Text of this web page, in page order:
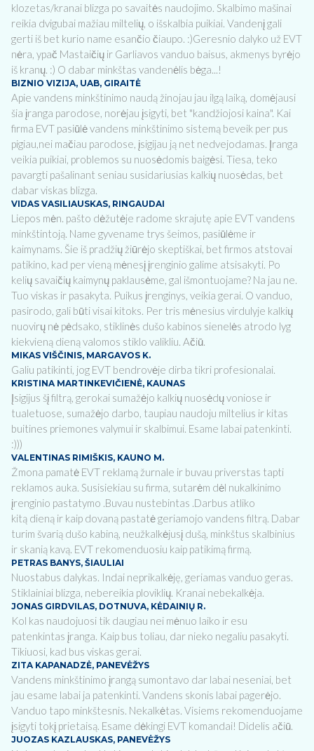
klozetas/kranai blizga po savaitės naudojimo. Skalbimo mašinai
reikia dvigubai mažiau miltelių, o išskalbia puikiai. Vandenį gali
gerti iš bet kurio name esančio čiaupo. :)Geresnio dalyko už EVT
nėra, ypač Mastaičių ir Garliavos vanduo baisus, akmenys byrėjo
iš kranų. :) O dabar minkštas vandenėlis bėga...!
BIZNIO VIZIJA, UAB, GIRAITĖ
Apie vandens minkštinimo naudą žinojau jau ilgą laiką, domėjausi
šia įranga parodose, norėjau įsigyti, bet "kandžiojosi kaina". Kai
firma EVT pasiūlė vandens minkštinimo sistemą beveik per pus
pigiau,nei mačiau parodose, įsigijau ją net nedvejodamas. Įranga
veikia puikiai, problemos su nuosėdomis baigėsi. Tiesa, teko
pavargti pašalinant seniau susidariusias kalkių nuosėdas, bet
dabar viskas blizga.
VIDAS VASILIAUSKAS, RINGAUDAI
Liepos mėn. pašto dėžutėje radome skrajutę apie EVT vandens
minkštintoją. Name gyvename trys šeimos, pasiūlėme ir
kaimynams. Šie iš pradžių žiūrėjo skeptiškai, bet firmos atstovai
patikino, kad per vieną mėnesį įrenginio galime atsisakyti. Po
kelių savaičių kaimynų paklausėme, gal išmontuojame? Na jau ne.
Tuo viskas ir pasakyta. Puikus įrenginys, veikia gerai. O vanduo,
pasirodo, gali būti visai kitoks. Per tris mėnesius virdulyje kalkių
nuovirų nė pėdsako, stiklinės dušo kabinos sienelės atrodo lyg
kiekvieną dieną valomos stiklo valikliu. Ačiū.
MIKAS VIŠČINIS, MARGAVOS K.
Galiu patikinti, jog EVT bendrovėje dirba tikri profesionalai.
KRISTINA MARTINKEVIČIENĖ, KAUNAS
Įsigijus šį filtrą, gerokai sumažėjo kalkių nuosėdų voniose ir
tualetuose, sumažėjo darbo, taupiau naudoju miltelius ir kitas
buitines priemones valymui ir skalbimui. Esame labai patenkinti.
:)))
VALENTINAS RIMIŠKIS, KAUNO M.
Žmona pamatė EVT reklamą žurnale ir buvau priverstas tapti
reklamos auka. Susisiekiau su firma, sutarėm dėl nukalkinimo
įrenginio pastatymo .Buvau nustebintas .Darbus atliko
kitą dieną ir kaip dovaną pastatė geriamojo vandens filtrą. Dabar
turim švarią dušo kabiną, neužkalkėjusį dušą, minkštus skalbinius
ir skanią kavą. EVT rekomenduosiu kaip patikimą firmą.
PETRAS BANYS, ŠIAULIAI
Nuostabus dalykas. Indai neprikalkėję, geriamas vanduo geras.
Stiklainiai blizga, nebereikia ploviklių. Kranai nebekalkėja.
JONAS GIRDVILAS, DOTNUVA, KĖDAINIŲ R.
Kol kas naudojuosi tik daugiau nei mėnuo laiko ir esu
patenkintas įranga. Kaip bus toliau, dar nieko negaliu pasakyti.
Tikiuosi, kad bus viskas gerai.
ZITA KAPANADZĖ, PANEVĖŽYS
Vandens minkštinimo įrangą sumontavo dar labai neseniai, bet
jau esame labai ja patenkinti. Vandens skonis labai pagerėjo.
Vanduo tapo minkštesnis. Nekalkėtas. Visiems rekomenduojame
įsigyti tokį prietaisą. Esame dėkingi EVT komandai! Didelis ačiū.
JUOZAS KAZLAUSKAS, PANEVĖŽYS